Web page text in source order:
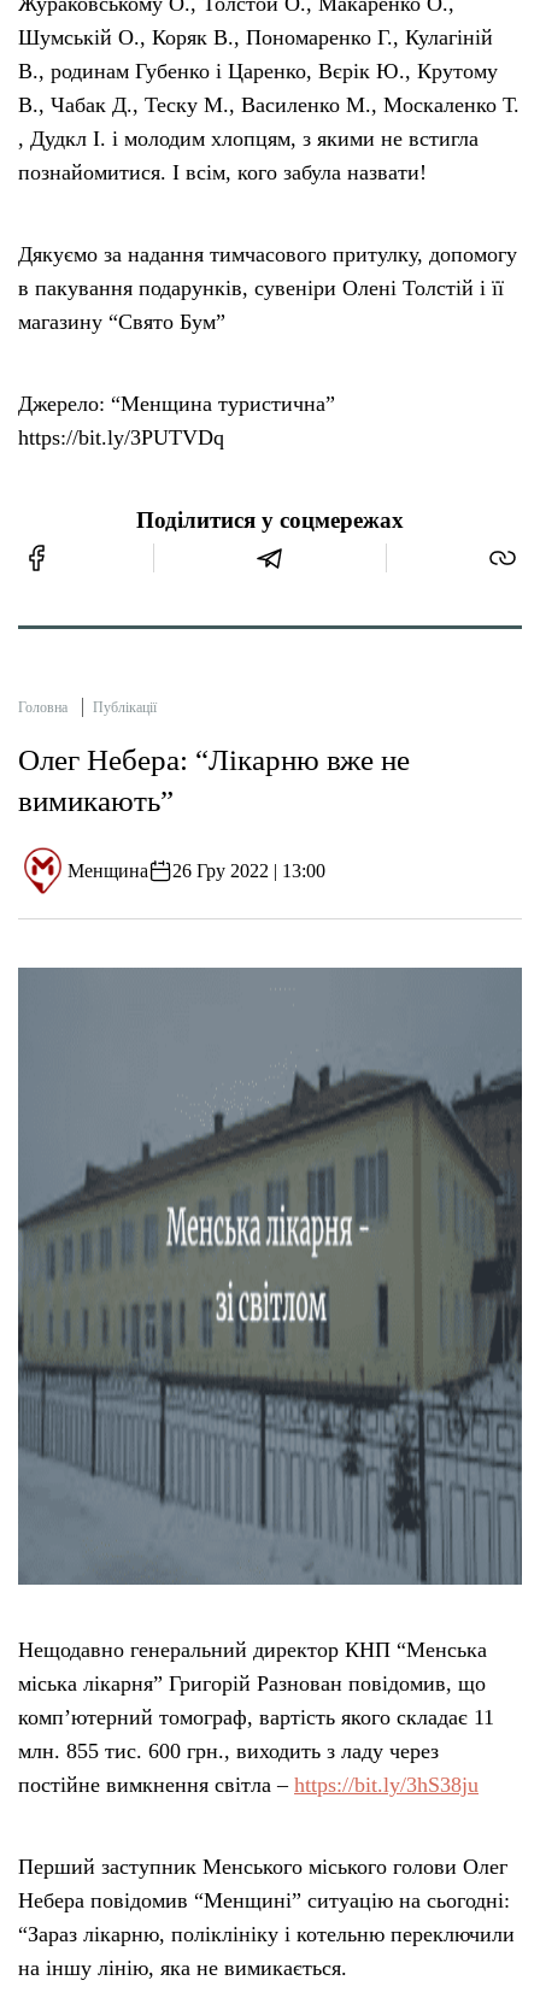
Шумській О., Коряк В., Пономаренко Г., Кулагіній
В., родинам Губенко і Царенко, Вєрік Ю., Крутому
В., Чабак Д., Теску М., Василенко М., Москаленко Т.
, Дудкл І. і молодим хлопцям, з якими не встигла
познайомитися. І всім, кого забула назвати!
Дякуємо за надання тимчасового притулку, допомогу
в пакування подарунків, сувеніри Олені Толстій і її
магазину “Свято Бум”
Джерело: “Менщина туристична”
https://bit.ly/3PUTVDq
Поділитися у соцмережах
Головна Публікації
Олег Небера: “Лікарню вже не
вимикають”
Менщина 26 Гру 2022 | 13:00
Нещодавно генеральний директор КНП “Менська
міська лікарня” Григорій Разнован повідомив, що
комп’ютерний томограф, вартість якого складає 11
млн. 855 тис. 600 грн., виходить з ладу через
постійне вимкнення світла – https://bit.ly/3hS38ju
Перший заступник Менського міського голови Олег
Небера повідомив “Менщині” ситуацію на сьогодні:
“Зараз лікарню, поліклініку і котельню переключили
на іншу лінію, яка не вимикається.